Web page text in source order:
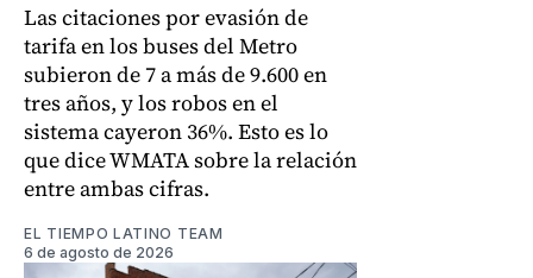
Las citaciones por evasión de
tarifa en los buses del Metro
subieron de 7 a más de 9.600 en
tres años, y los robos en el
sistema cayeron 36%. Esto es lo
que dice WMATA sobre la relación
entre ambas cifras.
EL TIEMPO LATINO TEAM
6 de agosto de 2026